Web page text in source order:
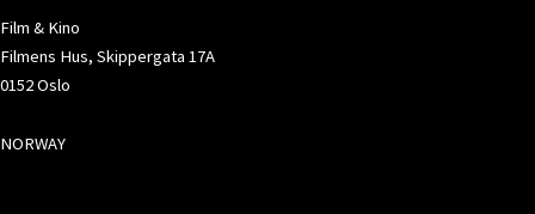
Film & Kino
Filmens Hus, Skippergata 17A
0152 Oslo
NORWAY